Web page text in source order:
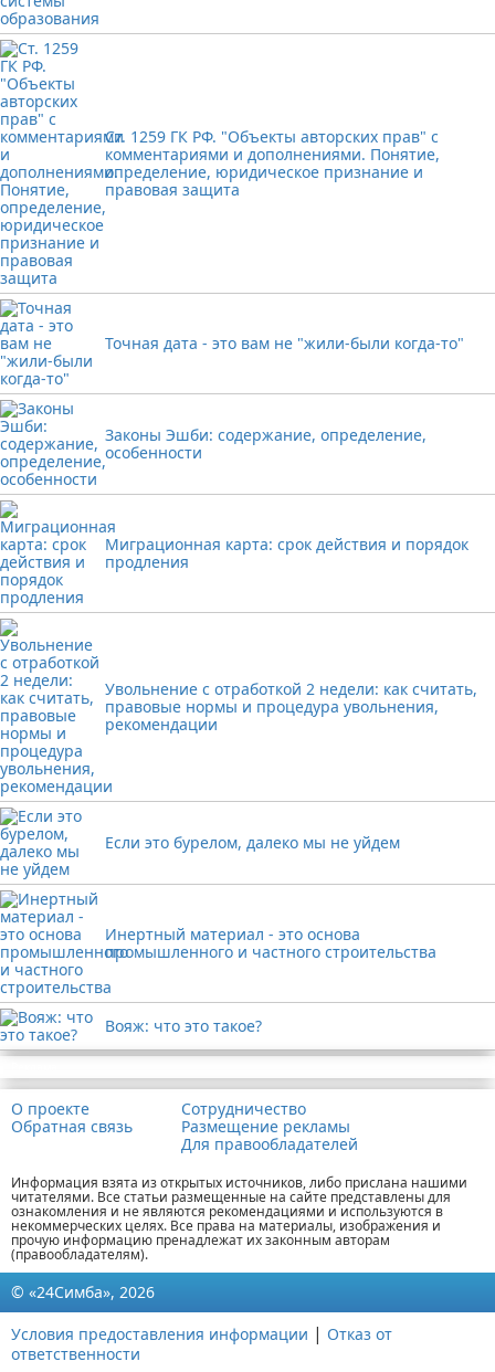
Ст. 1259 ГК РФ. "Объекты авторских прав" с
комментариями и дополнениями. Понятие,
определение, юридическое признание и
правовая защита
Точная дата - это вам не "жили-были когда-то"
Законы Эшби: содержание, определение,
особенности
Миграционная карта: срок действия и порядок
продления
Увольнение с отработкой 2 недели: как считать,
правовые нормы и процедура увольнения,
рекомендации
Если это бурелом, далеко мы не уйдем
Инертный материал - это основа
промышленного и частного строительства
Вояж: что это такое?
О проекте
Обратная связь
Сотрудничество
Размещение рекламы
Для правообладателей
Информация взята из открытых источников, либо прислана нашими
читателями. Все статьи размещенные на сайте представлены для
ознакомления и не являются рекомендациями и используются в
некоммерческих целях. Все права на материалы, изображения и
прочую информацию пренадлежат их законным авторам
(правообладателям).
© «24Симба», 2026
Условия предоставления информации | Отказ от
ответственности